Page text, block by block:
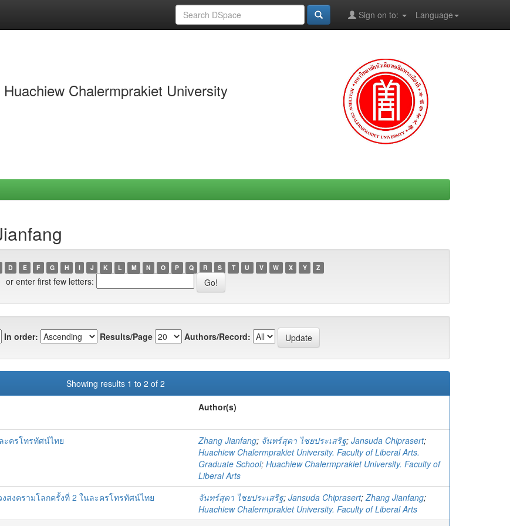
Language
Sign on to:
Chalermprakiet University
D E F G H I J K L M N O P Q R S T U V W X Y Z
or enter first few letters:
In order: Results/Page Authors/Record:
Showing results 1 to 2 of 2
Author(s)
ะครโทรทัศน์ไทย Zhang Jianfang; จันทร์สุดา ไชยประเสริฐ; Jansuda Chiprasert;
Huachiew Chalermprakiet University. Faculty of Liberal Arts.
Graduate School; Huachiew Chalermprakiet University. Faculty of
Liberal Arts
งครามโลกครั้งที่ 2 ในละครโทรทัศน์ไทย จันทร์สุดา ไชยประเสริฐ; Jansuda Chiprasert;Zhang Jianfang;
Huachiew Chalermprakiet University. Faculty of Liberal Arts